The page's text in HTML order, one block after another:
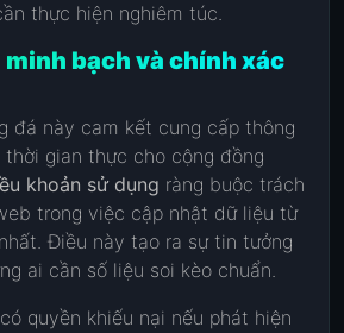
thực hiện nghiêm túc.
bạch và chính xác
đá này cam kết cung cấp thông
gian thực cho cộng đồng
khoản sử dụng ràng buộc trách
trong việc cập nhật dữ liệu từ
Điều này tạo ra sự tin tưởng
ai cần số liệu soi kèo chuẩn.
quyền khiếu nại nếu phát hiện